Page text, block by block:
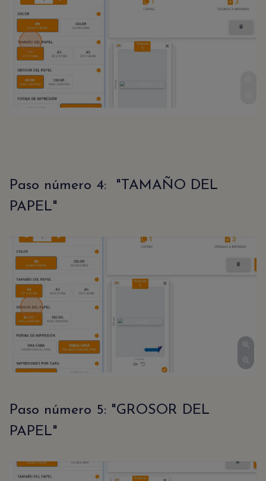
Paso número 4: "TAMAÑO DEL
PAPEL"
Paso número 5: "GROSOR DEL
PAPEL"